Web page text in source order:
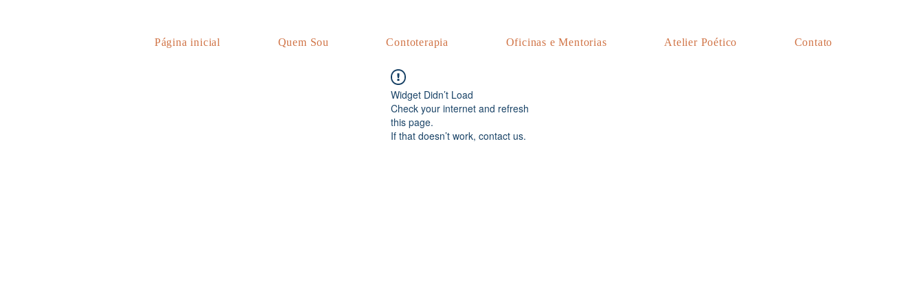
Página inicial Quem Sou Contoterapia Oficinas e Mentorias Atelier Poético Contato
Widget Didn’t Load
Check your internet and refresh
this page.
If that doesn’t work, contact us.